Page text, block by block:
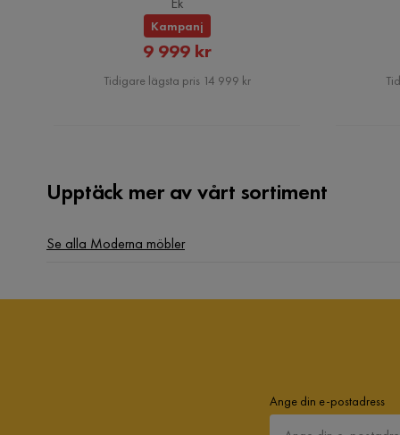
Kampanj
Rabatterat
Pris
9 999 kr
Tidigare lägsta pris 14 999 kr
Upptäck mer av vårt sortiment
Se alla Moderna möbler
Ange din e-postadress